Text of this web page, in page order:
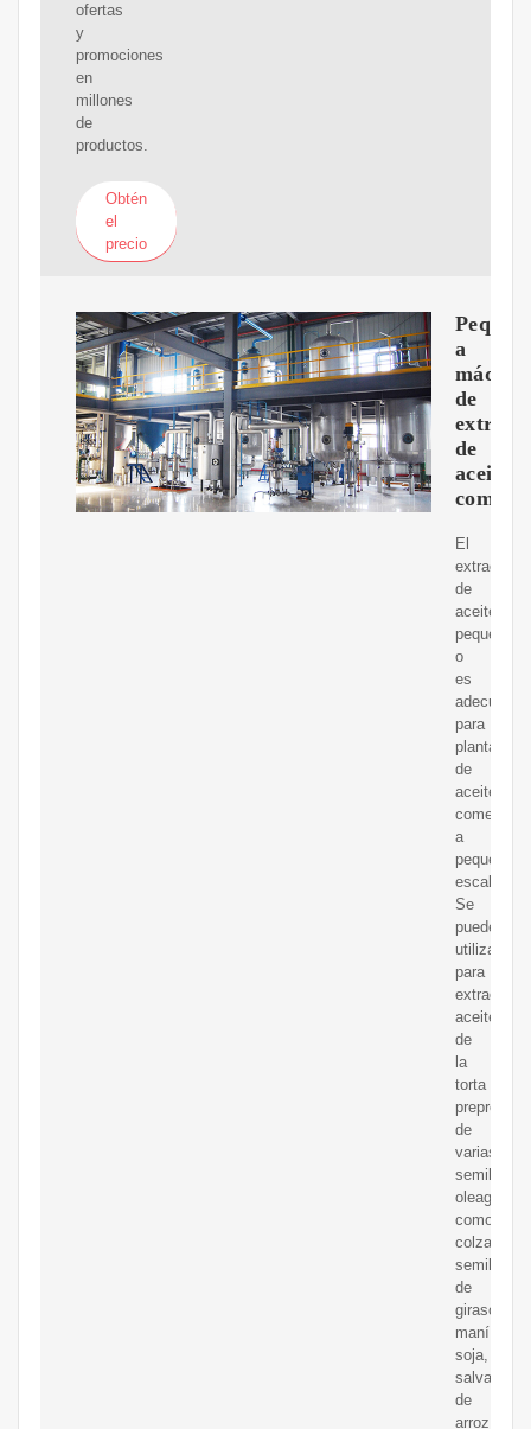
ofertas
y
promociones
en
millones
de
productos.
Obtén
el
precio
Peque?
a
de
de
aceite
El
extractor
de
aceite
peque?
o
es
adecuado
para
plantas
de
aceite
comestible
a
pequeña
escala.
Se
puede
utilizar
para
extraer
aceite
de
la
torta
de
varias
semillas
como
colza,
semilla
de
girasol,
maní,
soja,
salvado
de
arroz,